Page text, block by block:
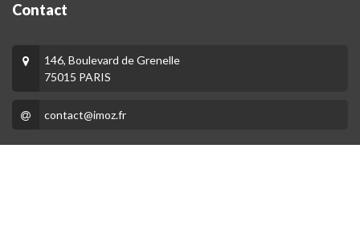
Contact
146, Boulevard de Grenelle
75015 PARIS
contact@imoz.fr